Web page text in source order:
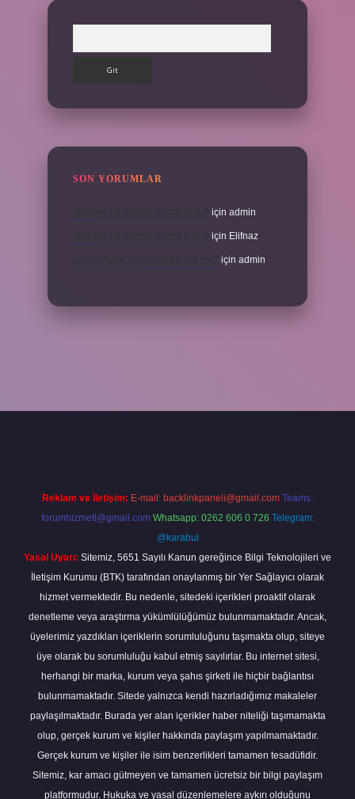
SON YORUMLAR
için admin
için Elifnaz
için admin
Reklam ve İletişim: E-mail: backlinkpaneli@gmail.com Teams:
forumhizmeti@gmail.com Whatsapp: 0262 606 0 726 Telegram:
@karabul
Yasal Uyarı: Sitemiz, 5651 Sayılı Kanun gereğince Bilgi Teknolojileri ve
İletişim Kurumu (BTK) tarafından onaylanmış bir Yer Sağlayıcı olarak
hizmet vermektedir. Bu nedenle, sitedeki içerikleri proaktif olarak
denetleme veya araştırma yükümlülüğümüz bulunmamaktadır. Ancak,
üyelerimiz yazdıkları içeriklerin sorumluluğunu taşımakta olup, siteye
üye olarak bu sorumluluğu kabul etmiş sayılırlar. Bu internet sitesi,
herhangi bir marka, kurum veya şahıs şirketi ile hiçbir bağlantısı
bulunmamaktadır. Sitede yalnızca kendi hazırladığımız makaleler
paylaşılmaktadır. Burada yer alan içerikler haber niteliği taşımamakta
olup, gerçek kurum ve kişiler hakkında paylaşım yapılmamaktadır.
Gerçek kurum ve kişiler ile isim benzerlikleri tamamen tesadüfidir.
Sitemiz, kar amacı gütmeyen ve tamamen ücretsiz bir bilgi paylaşım
platformudur. Hukuka ve yasal düzenlemelere aykırı olduğunu